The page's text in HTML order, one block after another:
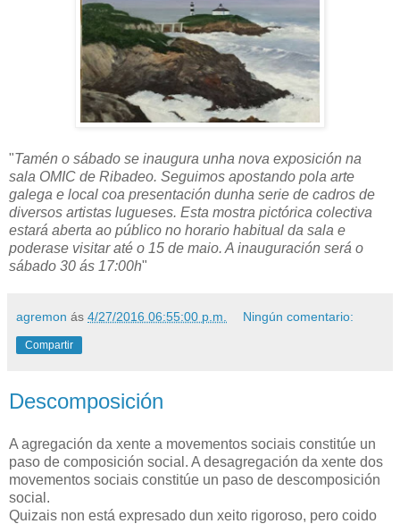
"Tamén o sábado se inaugura unha nova exposición na
sala OMIC de Ribadeo. Seguimos apostando pola arte
galega e local coa presentación dunha serie de cadros de
diversos artistas lugueses. Esta mostra pictórica colectiva
estará aberta ao público no horario habitual da sala e
poderase visitar até o 15 de maio. A inauguración será o
sábado 30 ás 17:00h"
agremon ás 4/27/2016 06:55:00 p.m. Ningún comentario:
Compartir
Descomposición
A agregación da xente a movementos sociais constitúe un
paso de composición social. A desagregación da xente dos
movementos sociais constitúe un paso de descomposición
social.
Quizais non está expresado dun xeito rigoroso, pero coido